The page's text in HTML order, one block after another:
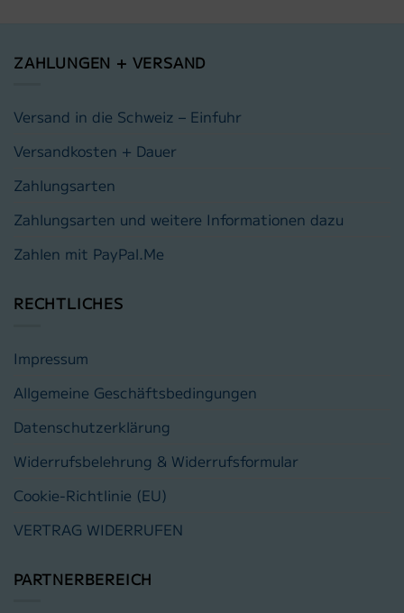
ZAHLUNGEN + VERSAND
Versand in die Schweiz – Einfuhr
Versandkosten + Dauer
Zahlungsarten
Zahlungsarten und weitere Informationen dazu
Zahlen mit PayPal.Me
RECHTLICHES
Impressum
Allgemeine Geschäftsbedingungen
Datenschutzerklärung
Widerrufsbelehrung & Widerrufsformular
Cookie-Richtlinie (EU)
VERTRAG WIDERRUFEN
PARTNERBEREICH